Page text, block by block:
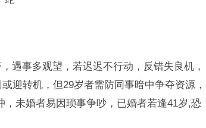
，遇事多观望，若迟迟不行动，反错失良机，
迎转机，但29岁者需防同事暗中争夺资源，
，未婚者易因琐事争吵，已婚者若逢41岁,恐